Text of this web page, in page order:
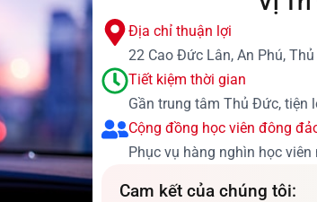
Địa chỉ thuận lợi
22 Cao Đức Lân, An Phú,
Tiết kiệm thời gian
Gần trung tâm Thủ Đức, tiện
Cộng đồng học viên đông
Phục vụ hàng nghìn học
Cam kết của chúng tôi: